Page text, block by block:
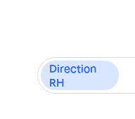
Direction
RH